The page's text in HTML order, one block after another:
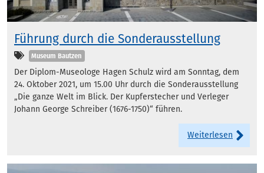
Führung durch die Sonderausstellung
Kategorien
Museum Bautzen
Der Diplom-Museologe Hagen Schulz wird am Sonntag, dem
24. Oktober 2021, um 15.00 Uhr durch die Sonderausstellung
„Die ganze Welt im Blick. Der Kupferstecher und Verleger
Johann George Schreiber (1676-1750)“ führen.
Weiterlesen